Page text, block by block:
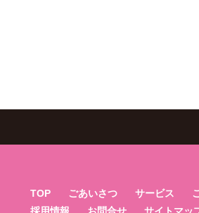
TOP ごあいさつ サービス